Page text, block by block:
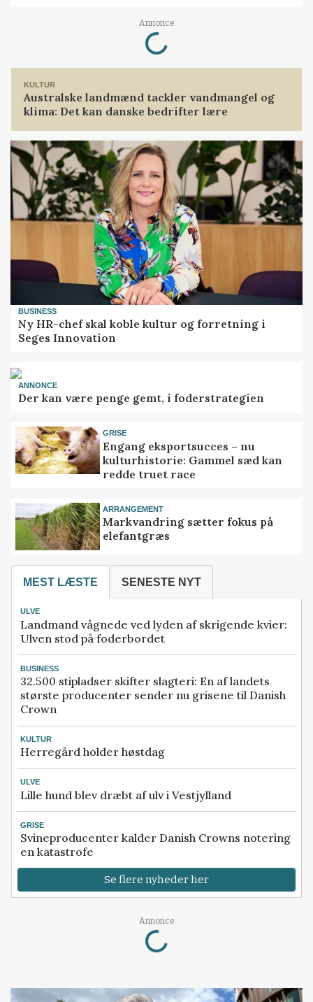
Annonce
Loading...
KULTUR
Australske landmænd tackler vandmangel og
klima: Det kan danske bedrifter lære
BUSINESS
Ny HR-chef skal koble kultur og forretning i
Seges Innovation
ANNONCE
Der kan være penge gemt, i foderstrategien
GRISE
Engang eksportsucces – nu
kulturhistorie: Gammel sæd kan
redde truet race
ARRANGEMENT
Markvandring sætter fokus på
elefantgræs
MEST LÆSTE SENESTE NYT
ULVE
Landmand vågnede ved lyden af skrigende kvier:
Ulven stod på foderbordet
BUSINESS
32.500 stipladser skifter slagteri: En af landets
største producenter sender nu grisene til Danish
Crown
KULTUR
Herregård holder høstdag
ULVE
Lille hund blev dræbt af ulv i Vestjylland
GRISE
Svineproducenter kalder Danish Crowns notering
en katastrofe
Se flere nyheder her
Annonce
Loading...